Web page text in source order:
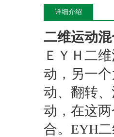
详细介绍
二维运动
ＥＹＨ二
动，另一
动、翻转
动，在这
合。EYH